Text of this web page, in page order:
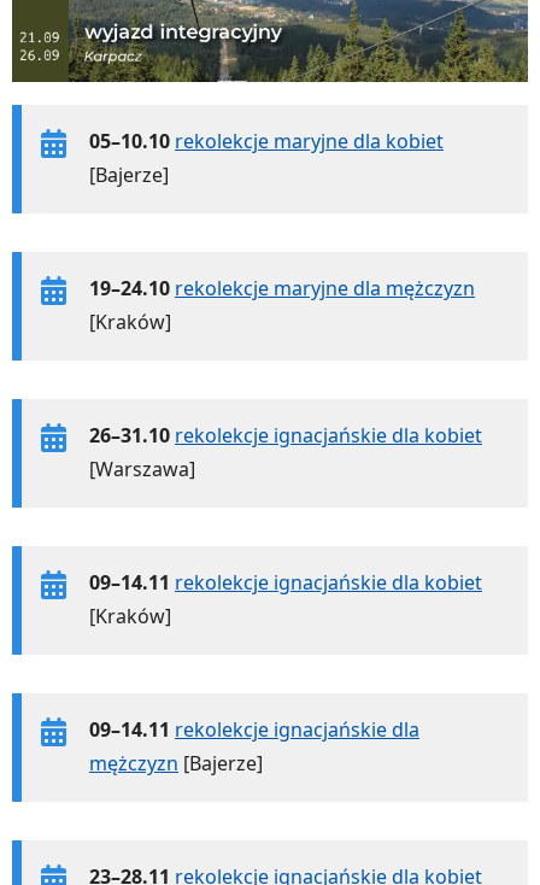
05–10.10 rekolekcje maryjne dla kobiet
[Bajerze]
19–24.10 rekolekcje maryjne dla mężczyzn
[Kraków]
26–31.10 rekolekcje ignacjańskie dla kobiet
[Warszawa]
09–14.11 rekolekcje ignacjańskie dla kobiet
[Kraków]
09–14.11 rekolekcje ignacjańskie dla
mężczyzn [Bajerze]
23–28.11 rekolekcje ignacjańskie dla kobiet